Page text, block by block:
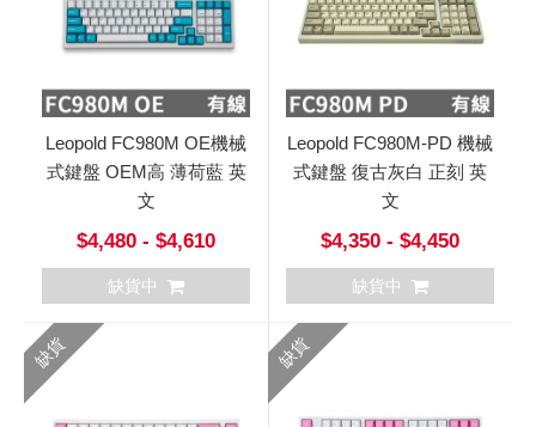
Leopold FC980M OE機械
式鍵盤 OEM高 薄荷藍 英
文
$4,480 - $4,610
缺貨中
Leopold FC980M-PD 機械
式鍵盤 復古灰白 正刻 英
文
$4,350 - $4,450
缺貨中
缺貨 缺貨